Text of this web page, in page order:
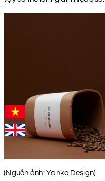
(Nguồn ảnh: Yanko Design)